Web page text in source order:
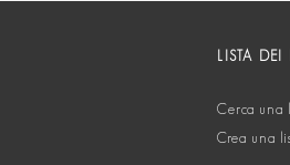
LISTA DEI
Cerca una
Crea una